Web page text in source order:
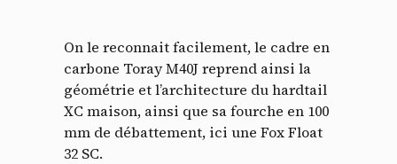
On le reconnait facilement, le cadre en
carbone Toray M40J reprend ainsi la
géométrie et l’architecture du hardtail
XC maison, ainsi que sa fourche en 100
mm de débattement, ici une Fox Float
32 SC.